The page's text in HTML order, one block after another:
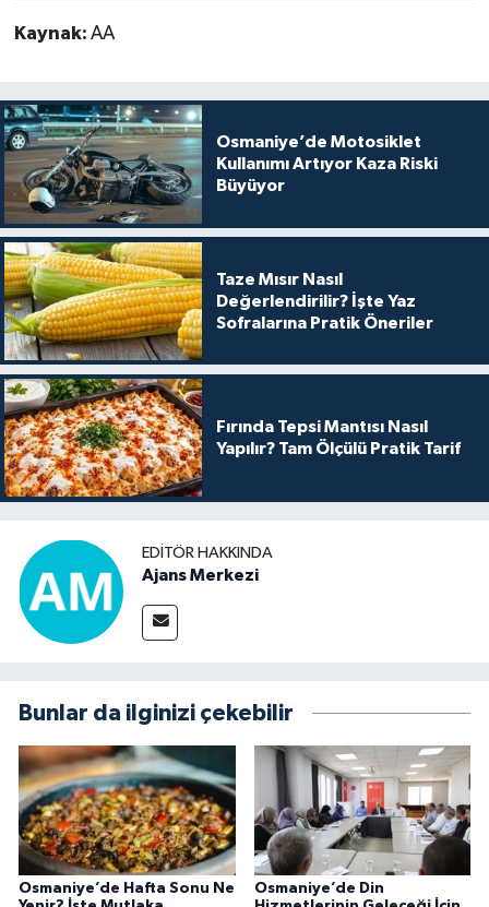
Kaynak: AA
Osmaniye’de Motosiklet
Kullanımı Artıyor Kaza Riski
Büyüyor
Taze Mısır Nasıl
Değerlendirilir? İşte Yaz
Sofralarına Pratik Öneriler
Fırında Tepsi Mantısı Nasıl
Yapılır? Tam Ölçülü Pratik Tarif
EDITÖR HAKKINDA
Ajans Merkezi
Bunlar da ilginizi çekebilir
Osmaniye’de Hafta Sonu Ne
Osmaniye’de Din